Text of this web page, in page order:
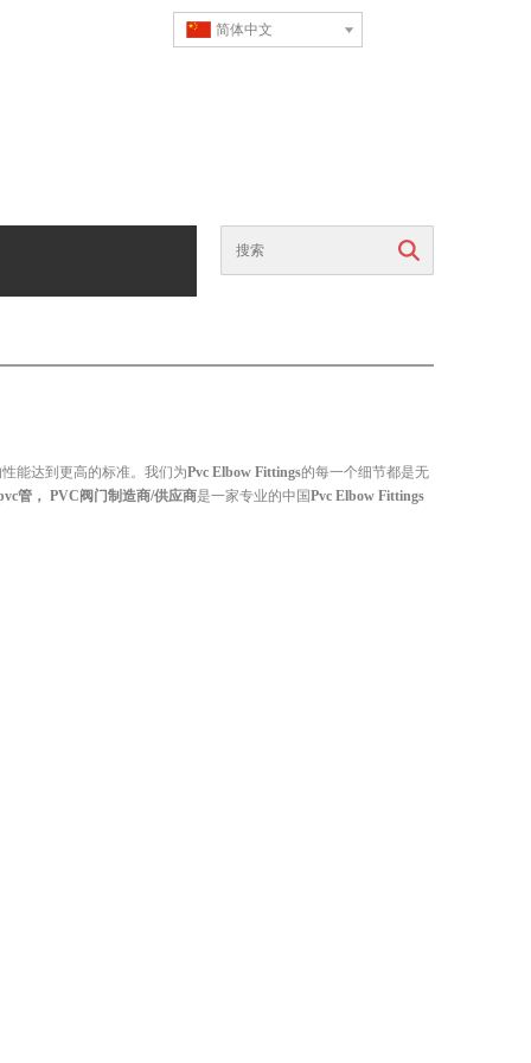
简体中文
能达到更高的标准。我们为Pvc Elbow Fittings的每一个细节都是无
管， PVC阀门制造商/供应商是一家专业的中国Pvc Elbow Fittings